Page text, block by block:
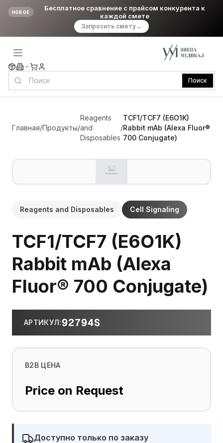
НОВОЕ
Бесплатное сравнение с прайсом конкурента к
каждой смете
Запросить смету→
Поиск
Главная/Продукты/
Reagents
and
Disposables
/
TCF1/TCF7 (E6O1K)
Rabbit mAb (Alexa Fluor®
700 Conjugate)
Reagents and Disposables Cell Signaling
TCF1/TCF7 (E6O1K)
Rabbit mAb (Alexa
Fluor® 700 Conjugate)
АРТИКУЛ:92794S
B2B ЦЕНА
Price on Request
Доступно только по заказу